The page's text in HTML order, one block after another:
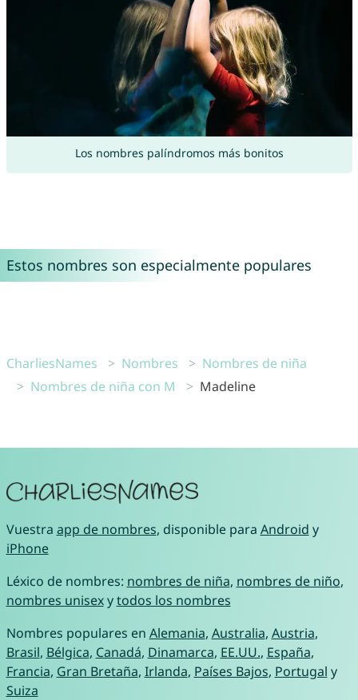
Los nombres palíndromos más bonitos
Estos nombres son especialmente populares
CharliesNames Nombres
Nombres de niña
Nombres de niña con M
Madeline
Vuestra app de nombres, disponible para Android y
iPhone
Léxico de nombres: nombres de niña, nombres de niño,
nombres unisexytodos los nombres
Nombres populares en Alemania, Australia, Austria,
Brasil, Bélgica, Canadá, Dinamarca, EE.UU., España,
Francia, Gran Bretaña, Irlanda, Países Bajos, Portugal y
Suiza